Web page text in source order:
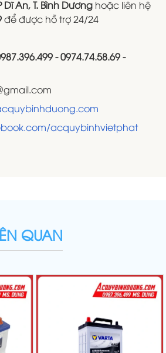
Dĩ An, T. Bình Dương hoặc liên hệ
để được hỗ trợ 24/24
- 0974.74.58.69 -
acquybinhvietphat
QUAN